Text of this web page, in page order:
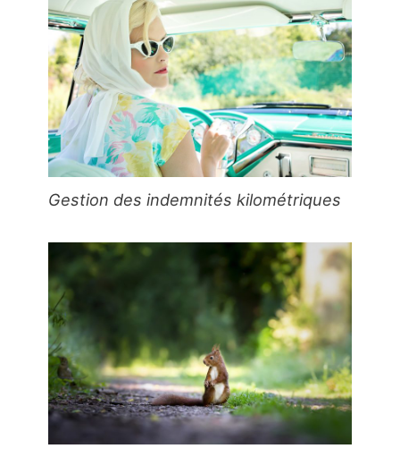
Gestion des indemnités kilométriques